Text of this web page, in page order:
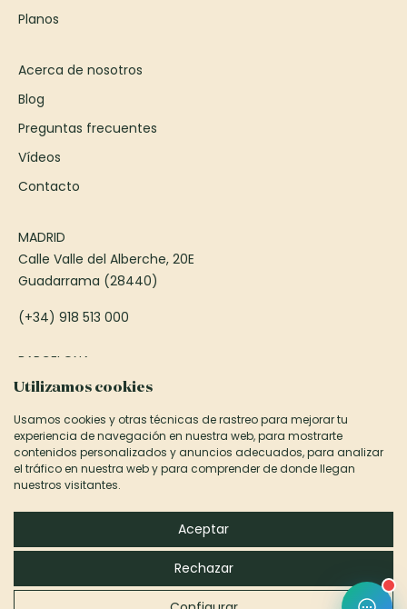
Utilizamos cookies
Usamos cookies y otras técnicas de rastreo para mejorar tu
experiencia de navegación en nuestra web, para mostrarte
contenidos personalizados y anuncios adecuados, para analizar
el tráfico en nuestra web y para comprender de donde llegan
nuestros visitantes.
Aceptar
Rechazar
Planos
Acerca de nosotros
Blog
Preguntas frecuentes
Vídeos
Contacto
MADRID
Calle Valle del Alberche, 20E
Guadarrama (28440)
(+34) 918 513 000
BARCELONA
Passeig Francesc Macià, 75
(+34) 935 906 850
informacion@canexel.es
©2026 Canexel Construcciones S.L.
Aviso Legal y Privacidad
Política de cookies